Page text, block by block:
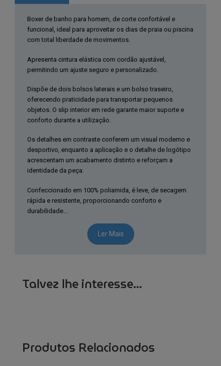
Homem
838301
Boxer de banho para homem, de corte confortável e
funcional, ideal para aproveitar os dias de praia ou piscina
com total liberdade de movimentos.
Apresenta cintura elástica com cordão ajustável,
permitindo um ajuste seguro e personalizado.
Dispõe de dois bolsos laterais e um bolso traseiro,
oferecendo praticidade para transportar pequenos
objetos. O slip interior em rede garante maior suporte e
conforto durante a utilização.
Os detalhes em contraste conferem um visual moderno e
desportivo, enquanto a aplicação e o detalhe de logótipo
acrescentam um acabamento distinto e reforçam a
identidade da peça.
Confeccionado em 100% poliamida, é leve, de secagem
rápida e resistente, proporcionando conforto e
durabilidade…
Ler Mais
Talvez lhe interesse...
Produtos Relacionados